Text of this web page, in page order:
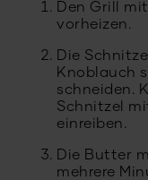
Den Grill
vorheizen.
Die
Knoblauch
schneiden.
Schnitzel
einreiben.
Die Butter
mehrere